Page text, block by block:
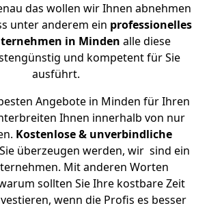
das wollen wir Ihnen abnehmen
unter anderem ein professionelles
in Minden alle diese
und kompetent für Sie
ausführt.
Angebote in Minden für Ihren
Ihnen innerhalb von nur
Kostenlose & unverbindliche
überzeugen werden, wir sind ein
Mit anderen Worten
sollten Sie Ihre kostbare Zeit
wenn die Profis es besser